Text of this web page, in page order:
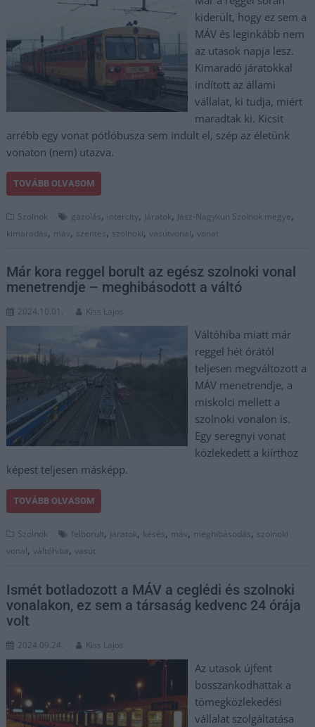
kiderült, hogy ez sem a
MÁV és leginkább nem
az utasok napja lesz.
Kimaradó járatokkal
indított az állami
vállalat, ki tudja, miért
maradtak ki. Kicsit
arrébb egy vonat pótlóbusza sem indult el, szép az életünk
vonaton (nem) utazva.
TOVÁBB OLVASOM
Szolnok gázolás, intercity, járatok, Jász-Nagykun Szolnok megye,
kimaradás, máv, szentes, szolnoki,vasútvonal,vonat
Már kora reggel borult az egész szolnoki vonal
menetrendje – meghibásodott a váltó
2024.10.01. Kiss Lajos
Váltóhiba miatt már
reggel hét órától
teljesen megváltozott a
MÁV menetrendje, a
miskolci mellett a
szolnoki vonalon is.
Egy seregnyi vonat
közlekedett a kiírthoz
képest teljesen másképp.
TOVÁBB OLVASOM
Szolnok felborult, járatok, késés, máv, meghibásodás, szolnoki
vonal,váltóhiba,vasút
Ismét botladozott a MÁV a ceglédi és szolnoki
vonalakon, ez sem a társaság kedvenc 24 órája
volt
2024.09.24. Kiss Lajos
Az utasok újfent
bosszankodhattak a
tömegközlekedési
vállalat szolgáltatása